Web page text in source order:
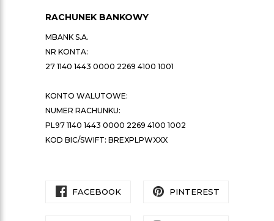
RACHUNEK BANKOWY
MBANK S.A.
NR KONTA:
27 1140 1443 0000 2269 4100 1001
KONTO WALUTOWE:
NUMER RACHUNKU:
PL97 1140 1443 0000 2269 4100 1002
KOD BIC/SWIFT: BREXPLPWXXX
FACEBOOK PINTEREST